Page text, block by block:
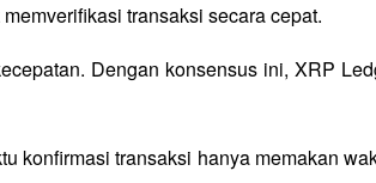
transaksi secara cepat.
Dengan konsensus ini, XRP
konfirmasi transaksi hanya memakan